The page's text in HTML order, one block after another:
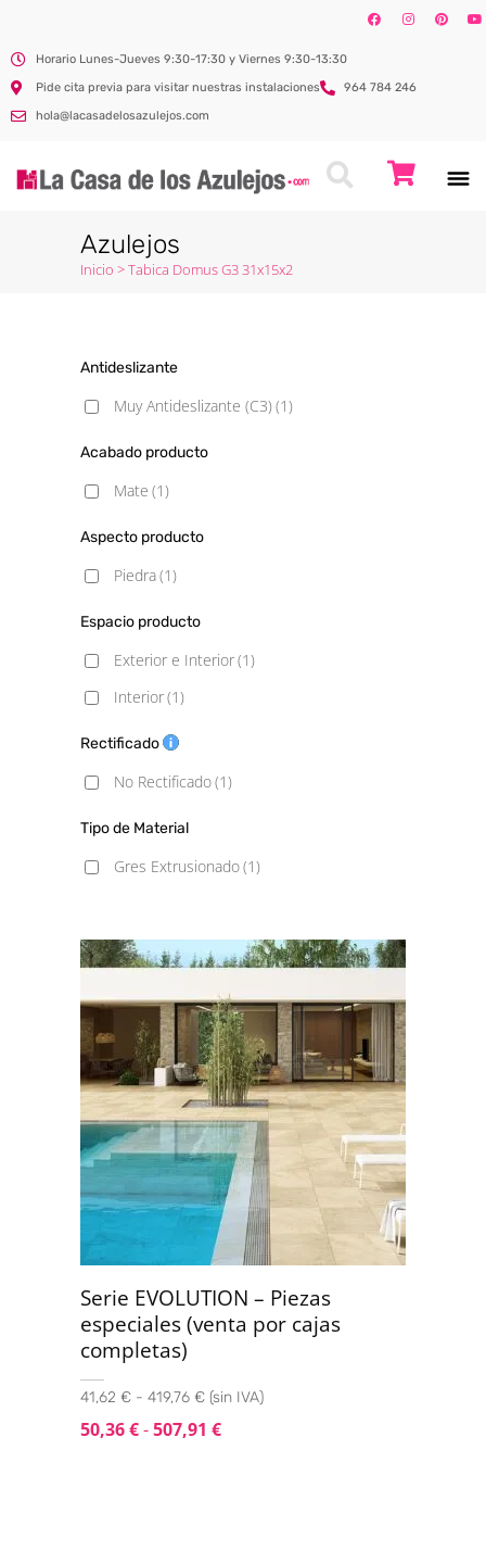
Horario Lunes-Jueves 9:30-17:30 y Viernes 9:30-13:30
Pide cita previa para visitar nuestras instalaciones
964 784 246
hola@lacasadelosazulejos.com
Azulejos
Inicio >Tabica Domus G3 31x15x2
Antideslizante
Muy Antideslizante (C3)(1)
Acabado producto
Mate (1)
Aspecto producto
Piedra(1)
Espacio producto
Exterior e Interior(1)
Interior(1)
Rectificado
No Rectificado(1)
Tipo de Material
Gres Extrusionado(1)
Serie EVOLUTION – Piezas
especiales (venta por cajas
completas)
41,62 € - 419,76 € (sin IVA)
50,36€-507,91 €